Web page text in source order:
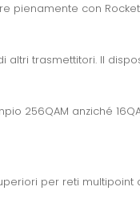
pienamente con
trasmettitori. Il
256QAM anziché
per reti multipoint